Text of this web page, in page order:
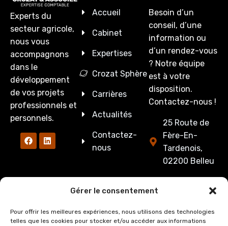
Gérer le consentement
Pour offrir les meilleures expériences, nous utilisons des technologies
telles que les cookies pour stocker et/ou accéder aux informations
Experts du
secteur agricole,
nous vous
accompagnons
dans le
développement
de vos projets
professionnels et
personnels.
Accueil
Cabinet
Expertises
Crozat Sphère
Carrières
Actualités
Contactez-
nous
Besoin d’un
conseil, d’une
information ou
d’un rendez-vous
? Notre équipe
est à votre
disposition.
Contactez-nous !
25 Route de
Fère-En-
Tardenois,
02200 Belleu